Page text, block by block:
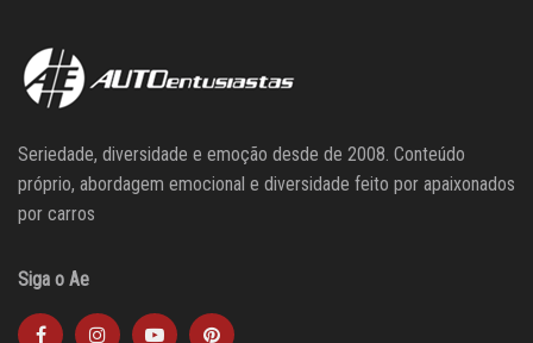
Seriedade, diversidade e emoção desde de 2008. Conteúdo
próprio, abordagem emocional e diversidade feito por apaixonados
por carros
Siga o Ae